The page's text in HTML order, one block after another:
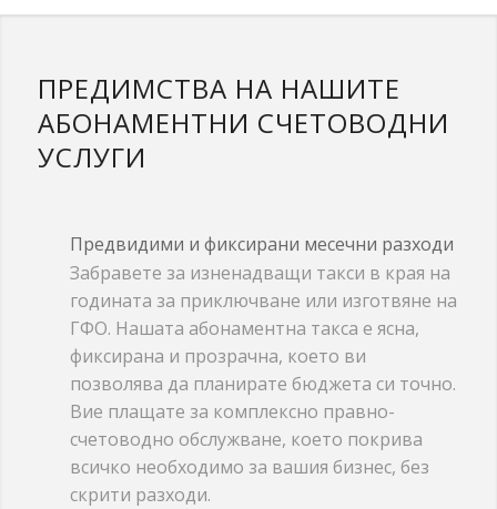
ПРЕДИМСТВА НА НАШИТЕ
АБОНАМЕНТНИ СЧЕТОВОДНИ
УСЛУГИ
Предвидими и фиксирани месечни разходи
Забравете за изненадващи такси в края на
годината за приключване или изготвяне на
ГФО. Нашата абонаментна такса е ясна,
фиксирана и прозрачна, което ви
позволява да планирате бюджета си точно.
Вие плащате за комплексно правно-
счетоводно обслужване, което покрива
всичко необходимо за вашия бизнес, без
скрити разходи.